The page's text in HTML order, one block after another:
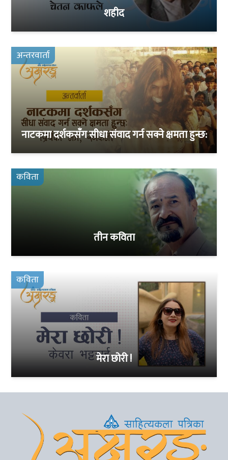
शहीद
अन्तरवार्ता
नाटकमा दर्शकसँग सीधा संवाद गर्न सक्ने क्षमता हुन्छ:
कविता
तीन कविता
कविता
मेरा छोरी !